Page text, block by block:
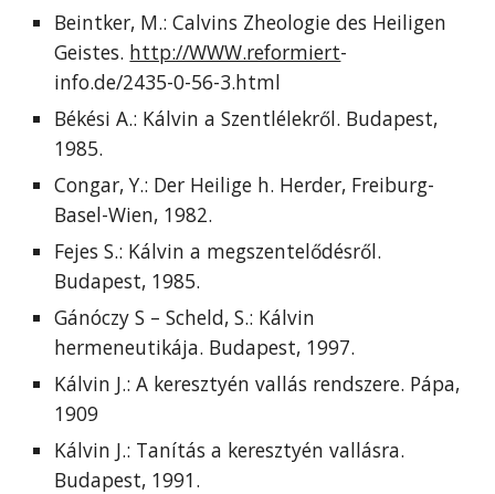
Beintker, M.: Calvins Zheologie des Heiligen
Geistes. http://WWW.reformiert-
info.de/2435-0-56-3.html
Békési A.: Kálvin a Szentlélekről. Budapest,
1985.
Congar, Y.: Der Heilige h. Herder, Freiburg-
Basel-Wien, 1982.
Fejes S.: Kálvin a megszentelődésről.
Budapest, 1985.
Gánóczy S – Scheld, S.: Kálvin
hermeneutikája. Budapest, 1997.
Kálvin J.: A keresztyén vallás rendszere. Pápa,
1909
Kálvin J.: Tanítás a keresztyén vallásra.
Budapest, 1991.